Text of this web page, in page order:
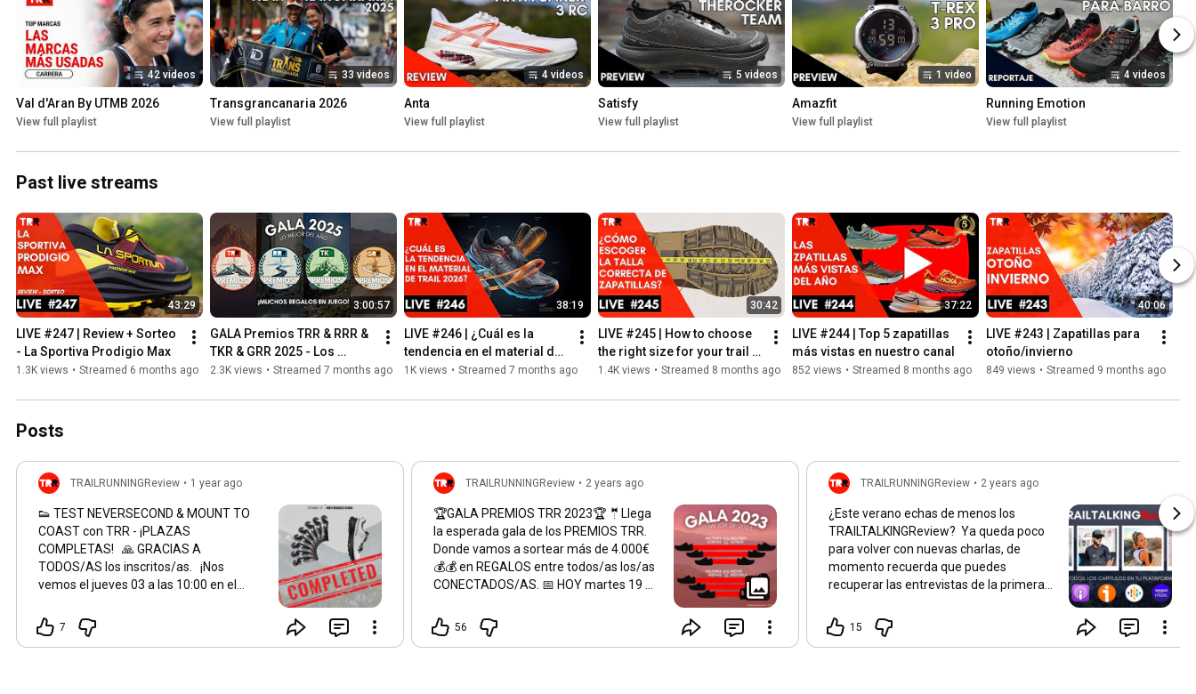
42 videos
Val d'Aran By UTMB 2026
View full playlist
33 videos
Transgrancanaria 2026
View full playlist
4 videos
Anta
View full playlist
5 videos
Satisfy
View full playlist
1 video
Amazfit
View full playlist
4 videos
Running Emotion
View full playlist
Past live streams
43:29
LIVE #247 | Review + Sorteo
- La Sportiva Prodigio Max
1.3K views • Streamed 6 months ago
3:00:57
GALA Premios TRR & RRR &
TKR & GRR 2025 - Los
mejores productos del año
juego
2.3K views • Streamed 7 months ago
38:19
LIVE #246 | ¿Cuál es la
tendencia en el material de
Trail de 2026?
1K views • Streamed 7 months ago
30:42
LIVE #245 | How to choose
the right size for your trail
running shoes?
1.4K views • Streamed 8 months ago
37:22
LIVE #244 | Top 5 zapatillas
más vistas en nuestro canal
852 views • Streamed 8 months ago
40:06
LIVE #243 | Zapatillas para
otoño/invierno
849 views • Streamed 9 months ago
Posts
TRAILRUNNINGReview • 1 year ago
👟 TEST NEVERSECOND & MOUNT TO
COAST con TRR - ¡PLAZAS
COMPLETAS! 🙏 GRACIAS A
TODOS/AS los inscritos/as. ¡Nos
vemos el jueves 03 a las 10:00 en el
7
TRAILRUNNINGReview • 2 years ago
🏆GALA PREMIOS TRR 2023🏆 🤵Llega
la esperada gala de los PREMIOS TRR.
Donde vamos a sortear más de 4.000€
💰💰 en REGALOS entre todos/as los/as
CONECTADOS/AS. 📅 HOY martes 19 a
💻
https://www.youtube.com/watch?
56
TRAILRUNNINGReview • 2 years ago
¿Este verano echas de menos los
TRAILTALKINGReview? Ya queda poco
para volver con nuevas charlas, de
momento recuerda que puedes
recuperar las entrevistas de la primera
https://www.youtube.com/playlist?list...
15